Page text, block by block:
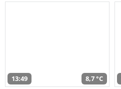
13:49 8,7 °C